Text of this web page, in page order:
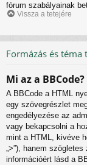
fórum szabályainak
Vissza a tetejére
Formázás és téma
Mi az a BBCode?
A BBCode a HTML
egy szövegrészlet
engedélyezése az
vagy bekapcsolni a
mint a HTML, kivéve
„>”), hanem szögletes
információért lásd a